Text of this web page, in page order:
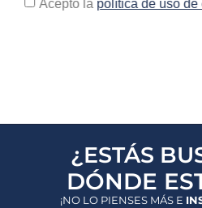
Acepto la política de uso de
¿ESTÁS
DÓNDE
¡NO LO PIENSES MÁS E